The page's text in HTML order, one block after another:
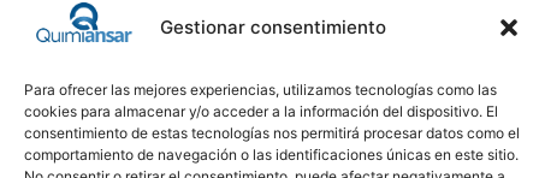
Gestionar consentimiento
Para ofrecer las mejores experiencias, utilizamos tecnologías como las
cookies para almacenar y/o acceder a la información del dispositivo. El
consentimiento de estas tecnologías nos permitirá procesar datos como el
comportamiento de navegación o las identificaciones únicas en este sitio.
Industrial
C, nave 14
21610 San Juan
del Puerto,
Huelva